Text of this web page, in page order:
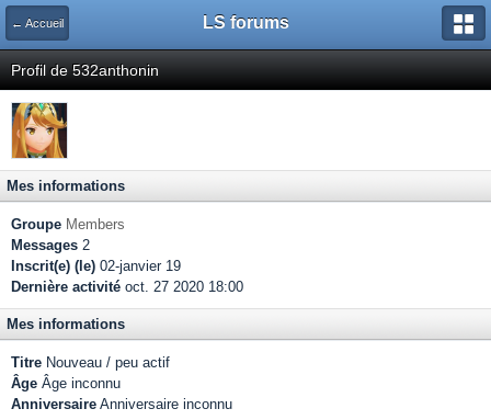
← Accueil LS forums
Profil de 532anthonin
Mes informations
Groupe Members
Messages 2
Inscrit(e) (le) 02-janvier 19
Dernière activité oct. 27 2020 18:00
Mes informations
Titre Nouveau / peu actif
Âge Âge inconnu
Anniversaire Anniversaire inconnu